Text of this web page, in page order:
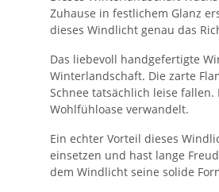
Zuhause in festlichem Glanz
dieses Windlicht genau das
Das liebevoll handgefertigte
Winterlandschaft. Die zarte
Schnee tatsächlich leise
Wohlfühloase verwandelt.
Ein echter Vorteil dieses
einsetzen und hast lange
dem Windlicht seine solide